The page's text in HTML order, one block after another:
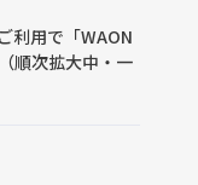
利用で「WAON
順次拡大中・一